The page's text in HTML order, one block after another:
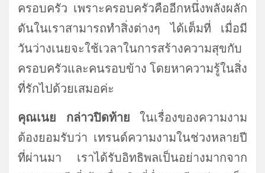
ครอบครัว เพราะครอบครัวคืออีกหนึ่งพลังผลัก
ดันในเราสามารถทำสิ่งต่างๆ ได้เต็มที่ เมื่อมี
วันว่างเนยจะใช้เวลาในการสร้างความสุขกับ
ครอบครัวและคนรอบข้าง โดยหาความรู้ในสิ่ง
ที่รักไปด้วยเสมอค่ะ
คุณเนย กล่าวปิดท้าย ในเรื่องของความงาม
ต้องยอมรับว่า เทรนด์ความงามในช่วงหลายปี
ที่ผ่านมา เราได้รับอิทธิพลเป็นอย่างมากจาก